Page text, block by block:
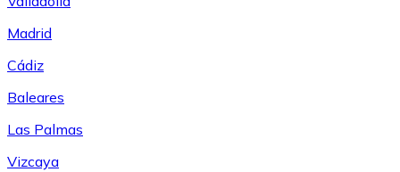
Madrid
Cádiz
Baleares
Las Palmas
Vizcaya